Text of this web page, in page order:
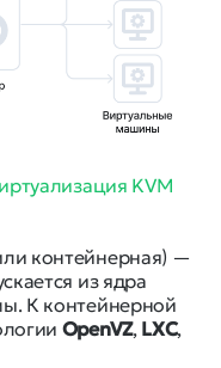
KVM
контейнерная) —
из ядра
К контейнерной
OpenVZ, LXC,